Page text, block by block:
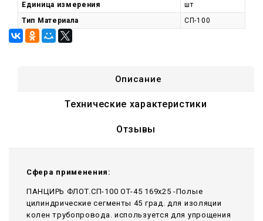
Единица измерения
шт
Тип Материала
СП-100
Описание
Технические характеристики
Отзывы
Сфера применения:
ПАНЦИРЬ ФЛОТ.СП-100 ОТ-45 169x25 -Полые
цилиндрические сегменты 45 град. для изоляции
колен трубопровода. используется для упрощения